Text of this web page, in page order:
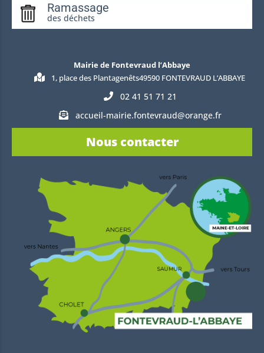
Ramassage
des déchets
Mairie de Fontevraud l’Abbaye
1, place des Plantagenêts49590 FONTEVRAUD L’ABBAYE
02 41 51 71 21
accueil-mairie.fontevraud@orange.fr
Nous contacter